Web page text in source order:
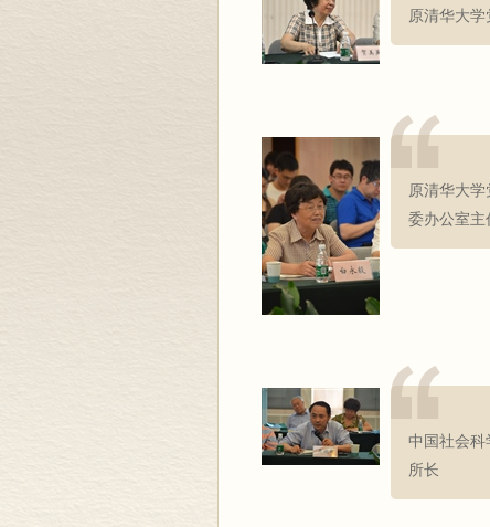
原清华大学
原清华大
委办公室主
中国社会科
所长